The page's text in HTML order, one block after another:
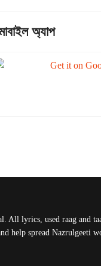
অ্যাপ
All lyrics, used raag and
help spread Nazrulgeeti